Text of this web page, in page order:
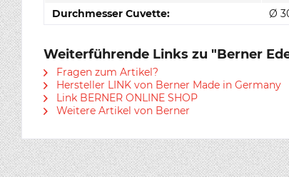
Durchmesser Cuvette:
Ø
Weiterführende Links zu "Berner
Fragen zum Artikel?
Hersteller LINK von Berner Made in Germany
Link BERNER ONLINE SHOP
Weitere Artikel von Berner